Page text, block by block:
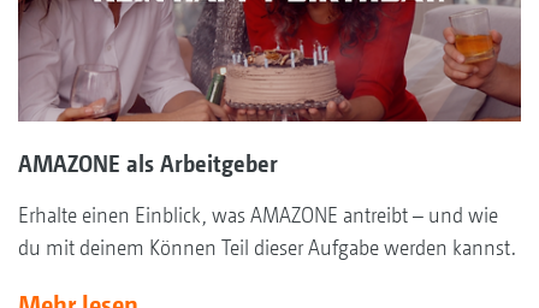
AMAZONE als Arbeitgeber
Erhalte einen Einblick, was AMAZONE antreibt – und wie
du mit deinem Können Teil dieser Aufgabe werden kannst.